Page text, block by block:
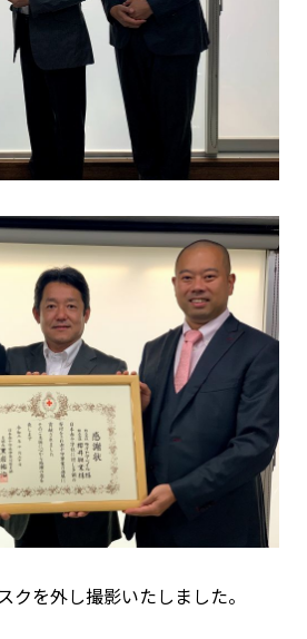
を外し撮影いたしました。